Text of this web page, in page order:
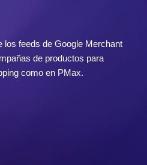
los feeds de Google Merchant
de productos para
como en PMax.